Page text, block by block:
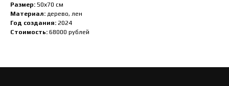
Размер: 50х70 см
Материал: дерево, лен
Год создания: 2024
Стоимость: 68000 рублей